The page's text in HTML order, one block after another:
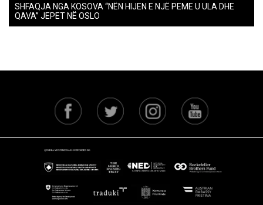
SHFAQJA NGA KOSOVA “NËN HIJEN E NJË PEME U ULA DHE
QAVA” JEPET NË OSLO